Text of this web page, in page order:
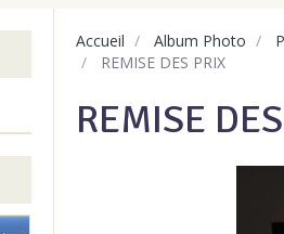
Accueil Album Photo
REMISE DES PRIX
REMISE